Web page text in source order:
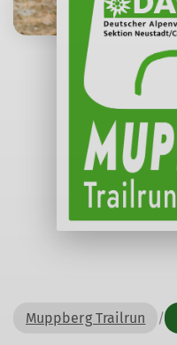
Muppberg Trailrun /